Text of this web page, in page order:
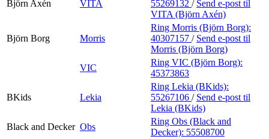
Björn Axén VITA 55269132 / Send e-post til
VITA (Björn Axén)
Björn Borg Morris
Ring Morris (Björn Borg):
40307157 / Send e-post til
Morris (Björn Borg)
VIC
Ring VIC (Björn Borg):
45373863
BKids Lekia
Ring Lekia (BKids):
55267106 / Send e-post til
Lekia (BKids)
Black and Decker Obs
Ring Obs (Black and
Decker): 55508700